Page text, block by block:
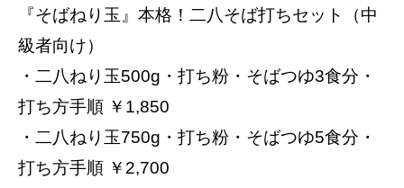
『そばねり⽟』本格！⼆⼋そば打ちセット（中
級者向け）
・⼆⼋ねり⽟500g・打ち粉・そばつゆ3⾷分・
打ち⽅⼿順 ￥1,850
・⼆⼋ねり⽟750g・打ち粉・そばつゆ5⾷分・
打ち⽅⼿順 ￥2,700